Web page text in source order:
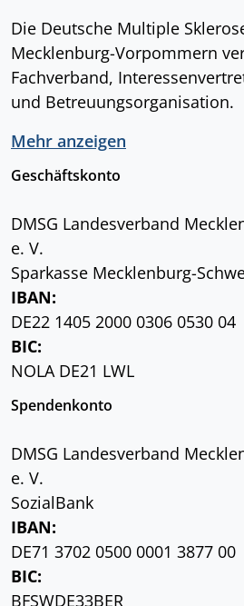
Die Deutsche Multiple
Mecklenburg-Vorpommern
Fachverband,
und Betreuungsorganisation.
Mehr anzeigen
Geschäftskonto
DMSG Landesverband
e. V.
Sparkasse Mecklenburg-
IBAN:
DE22 1405 2000 0306 0530 04
BIC:
NOLA DE21 LWL
Spendenkonto
DMSG Landesverband
e. V.
SozialBank
IBAN:
DE71 3702 0500 0001 3877 00
BIC:
BFSWDE33BER